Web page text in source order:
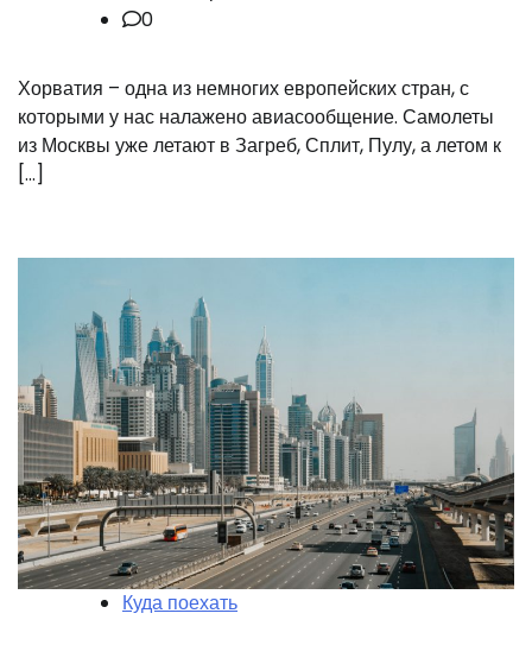
0
Хорватия – одна из немногих европейских стран, с
которыми у нас налажено авиасообщение. Самолеты
из Москвы уже летают в Загреб, Сплит, Пулу, а летом к
[…]
Куда поехать